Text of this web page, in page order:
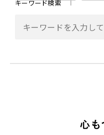
キーワード検索